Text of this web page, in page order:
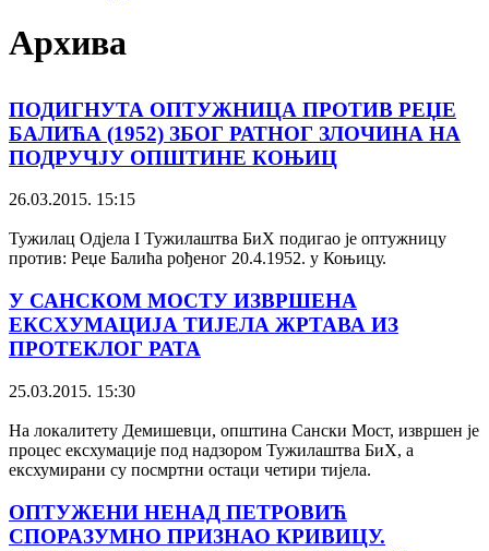
Архива
ПОДИГНУТА ОПТУЖНИЦА ПРОТИВ РЕЏЕ
БАЛИЋА (1952) ЗБОГ РАТНОГ ЗЛОЧИНА НА
ПОДРУЧЈУ ОПШТИНЕ КОЊИЦ
26.03.2015. 15:15
Тужилац Одјела I Тужилаштва БиХ подигао је оптужницу
против: Реџе Балића рођеног 20.4.1952. у Коњицу.
У САНСКОМ МОСТУ ИЗВРШЕНА
ЕКСХУМАЦИЈА ТИЈЕЛА ЖРТАВА ИЗ
ПРОТЕКЛОГ РАТА
25.03.2015. 15:30
На локалитету Демишевци, општина Сански Мост, извршен је
процес ексхумације под надзором Тужилаштва БиХ, а
ексхумирани су посмртни остаци четири тијела.
ОПТУЖЕНИ НЕНАД ПЕТРОВИЋ
СПОРАЗУМНО ПРИЗНАО КРИВИЦУ.